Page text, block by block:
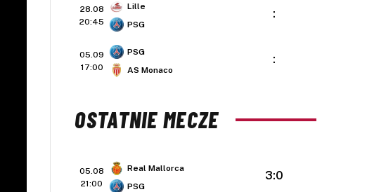
28.08
20:45
Lille
PSG
:
05.09
17:00
PSG
AS Monaco
:
OSTATNIE MECZE
05.08
21:00
Real Mallorca
PSG
3:0